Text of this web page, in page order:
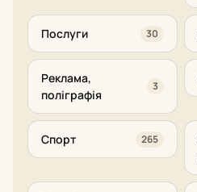
Послуги 30
Реклама,
поліграфія
3
Спорт 265